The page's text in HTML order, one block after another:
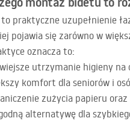
praktyczne uzupełnienie
pojawia się zarówno w
oznacza to:
utrzymanie higieny na
komfort dla seniorów i
zużycia papieru
alternatywę dla